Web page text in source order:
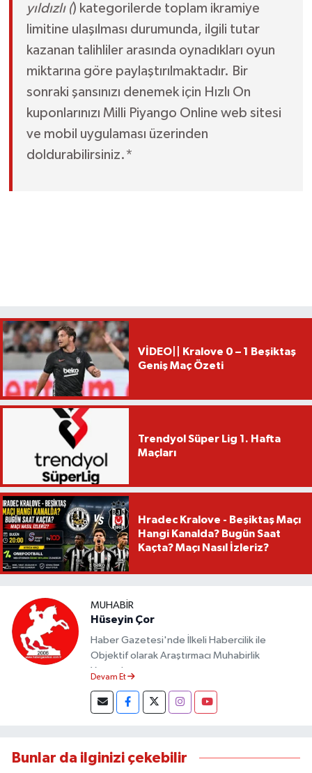
yıldızlı () kategorilerde toplam ikramiye
limitine ulaşılması durumunda, ilgili tutar
kazanan talihliler arasında oynadıkları oyun
miktarına göre paylaştırılmaktadır. Bir
sonraki şansınızı denemek için Hızlı On
kuponlarınızı Milli Piyango Online web sitesi
ve mobil uygulaması üzerinden
doldurabilirsiniz.*
VİDEO|| Kralove 0 – 1 Beşiktaş
Geniş Maç Özeti
Trendyol Süper Lig 1. Hafta
Maçları
Hradec Kralove - Beşiktaş Maçı
Hangi Kanalda? Bugün Saat
Kaçta? Maçı Nasıl İzleriz?
MUHABIR
Hüseyin Çor
Haber Gazetesi'nde İlkeli Habercilik ile
Objektif olarak Araştırmacı Muhabirlik
Yapmaktayım.
Devam Et
Bunlar da ilginizi çekebilir